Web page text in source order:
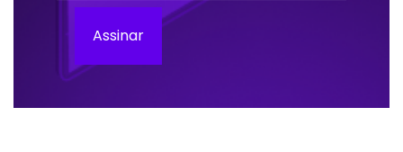
Assinar